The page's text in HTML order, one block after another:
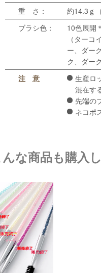
重 さ：
約14.3ｇ
ブラシ色：
10色展開
（ター
ー、ダー
ク、ダー
注 意
生産ロ
混在す
先端の
ネコポ
な商品も購入